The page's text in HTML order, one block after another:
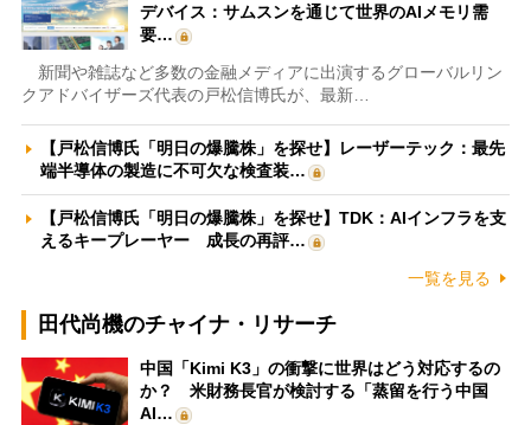
デバイス：サムスンを通じて世界のAIメモリ需
要…
新聞や雑誌など多数の金融メディアに出演するグローバルリン
クアドバイザーズ代表の戸松信博氏が、最新…
【戸松信博氏「明日の爆騰株」を探せ】レーザーテック：最先
端半導体の製造に不可欠な検査装…
【戸松信博氏「明日の爆騰株」を探せ】TDK：AIインフラを支
えるキープレーヤー 成長の再評…
一覧を見る
田代尚機のチャイナ・リサーチ
中国「Kimi K3」の衝撃に世界はどう対応するの
か？ 米財務長官が検討する「蒸留を行う中国
AI…